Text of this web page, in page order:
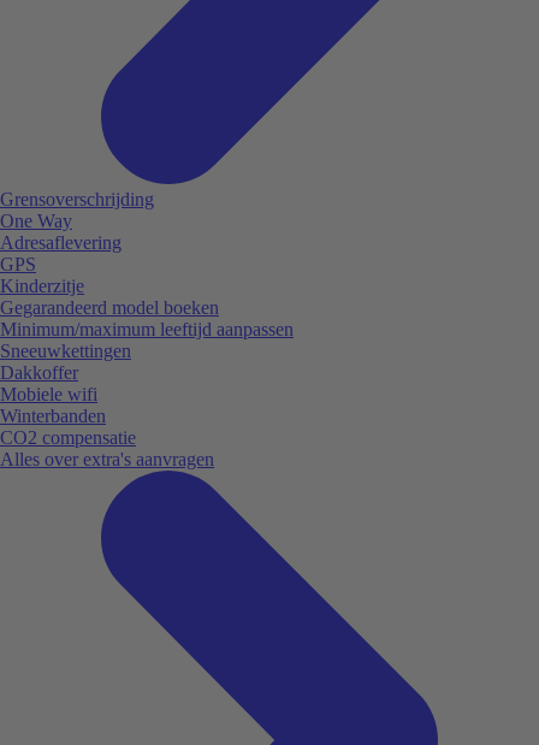
Grensoverschrijding
One Way
Adresaflevering
GPS
Kinderzitje
Gegarandeerd model boeken
Minimum/maximum leeftijd aanpassen
Sneeuwkettingen
Dakkoffer
Mobiele wifi
Winterbanden
CO2 compensatie
Alles over extra's aanvragen